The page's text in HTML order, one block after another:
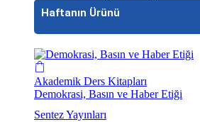
Haftanın Ürünü
Akademik Ders Kitapları
Demokrasi, Basın ve Haber Etiği
Sentez Yayınları